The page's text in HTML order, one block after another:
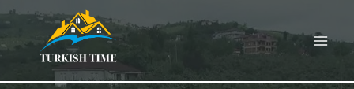
Skip
to
content